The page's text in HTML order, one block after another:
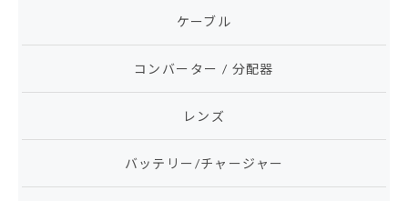
ケーブル
コンバーター / 分配器
レンズ
バッテリー/チャージャー